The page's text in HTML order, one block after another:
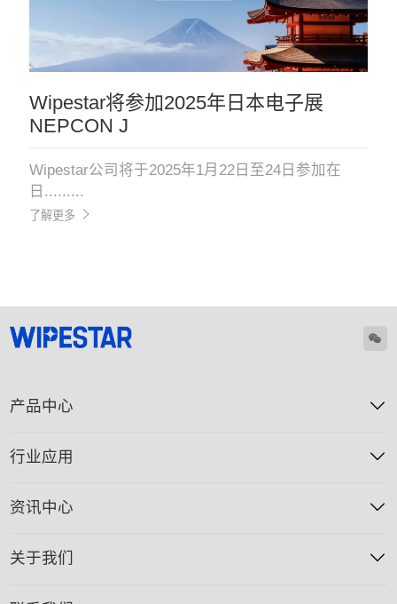
Wipestar将参加2025年日本电子展
NEPCON J
Wipestar公司将于2025年1月22日至24日参加在
日.........
了解更多
产品中心
行业应用
资讯中心
关于我们